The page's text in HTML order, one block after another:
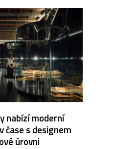
nabízí moderní
čase s designem
úrovni